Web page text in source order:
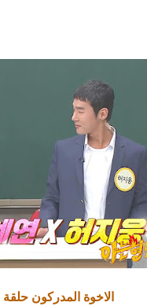
الاخوة المدركون حلقة 217 مترجمة للعربية